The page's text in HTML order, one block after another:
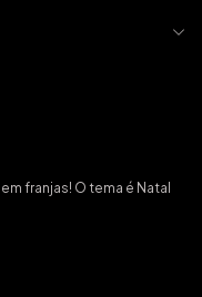
franjas! O tema é Natal